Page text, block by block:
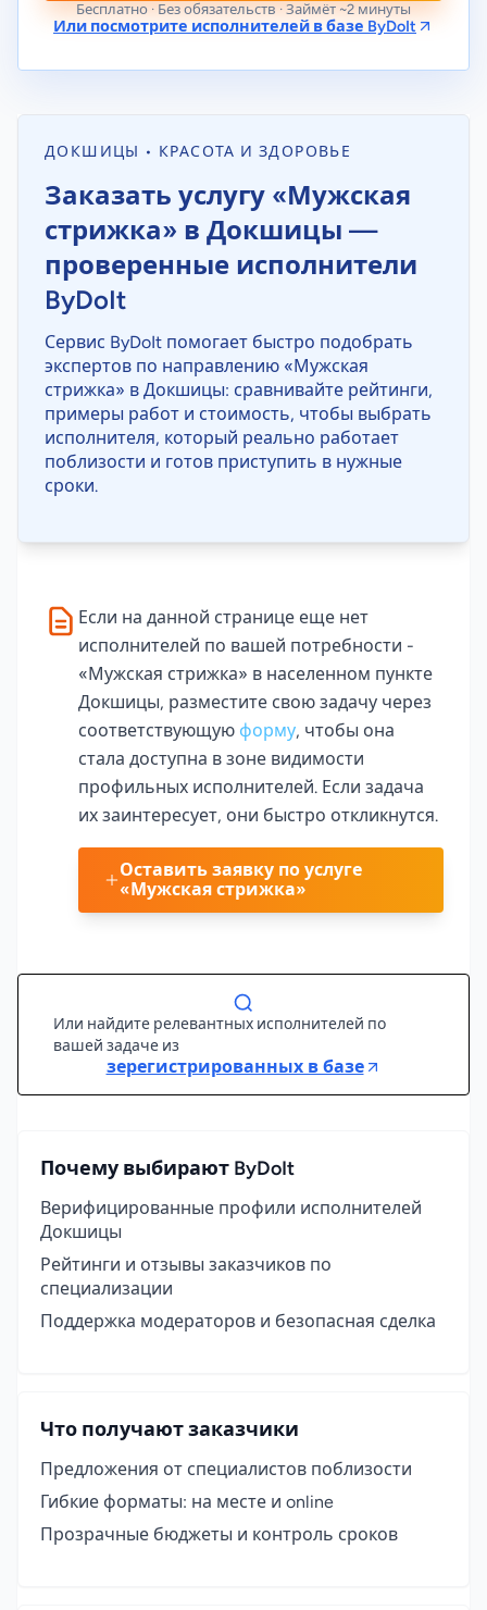
Бесплатно · Без обязательств · Займёт ~2 минуты
Или посмотрите исполнителей в базе ByDoIt
ДОКШИЦЫ • КРАСОТА И ЗДОРОВЬЕ
Заказать услугу «Мужская
стрижка» в Докшицы —
проверенные исполнители
ByDoIt
Сервис ByDoIt помогает быстро подобрать
экспертов по направлению «Мужская
стрижка» в Докшицы: сравнивайте рейтинги,
примеры работ и стоимость, чтобы выбрать
исполнителя, который реально работает
поблизости и готов приступить в нужные
сроки.
Если на данной странице еще нет
исполнителей по вашей потребности -
«Мужская стрижка» в населенном пункте
Докшицы, разместите свою задачу через
соответствующую форму, чтобы она
стала доступна в зоне видимости
профильных исполнителей. Если задача
их заинтересует, они быстро откликнутся.
Оставить заявку по услуге
«Мужская стрижка»
Или найдите релевантных исполнителей по
вашей задаче из
зерегистрированных в базе
Почему выбирают ByDoIt
Верифицированные профили исполнителей
Докшицы
Рейтинги и отзывы заказчиков по
специализации
Поддержка модераторов и безопасная сделка
Что получают заказчики
Предложения от специалистов поблизости
Гибкие форматы: на месте и online
Прозрачные бюджеты и контроль сроков